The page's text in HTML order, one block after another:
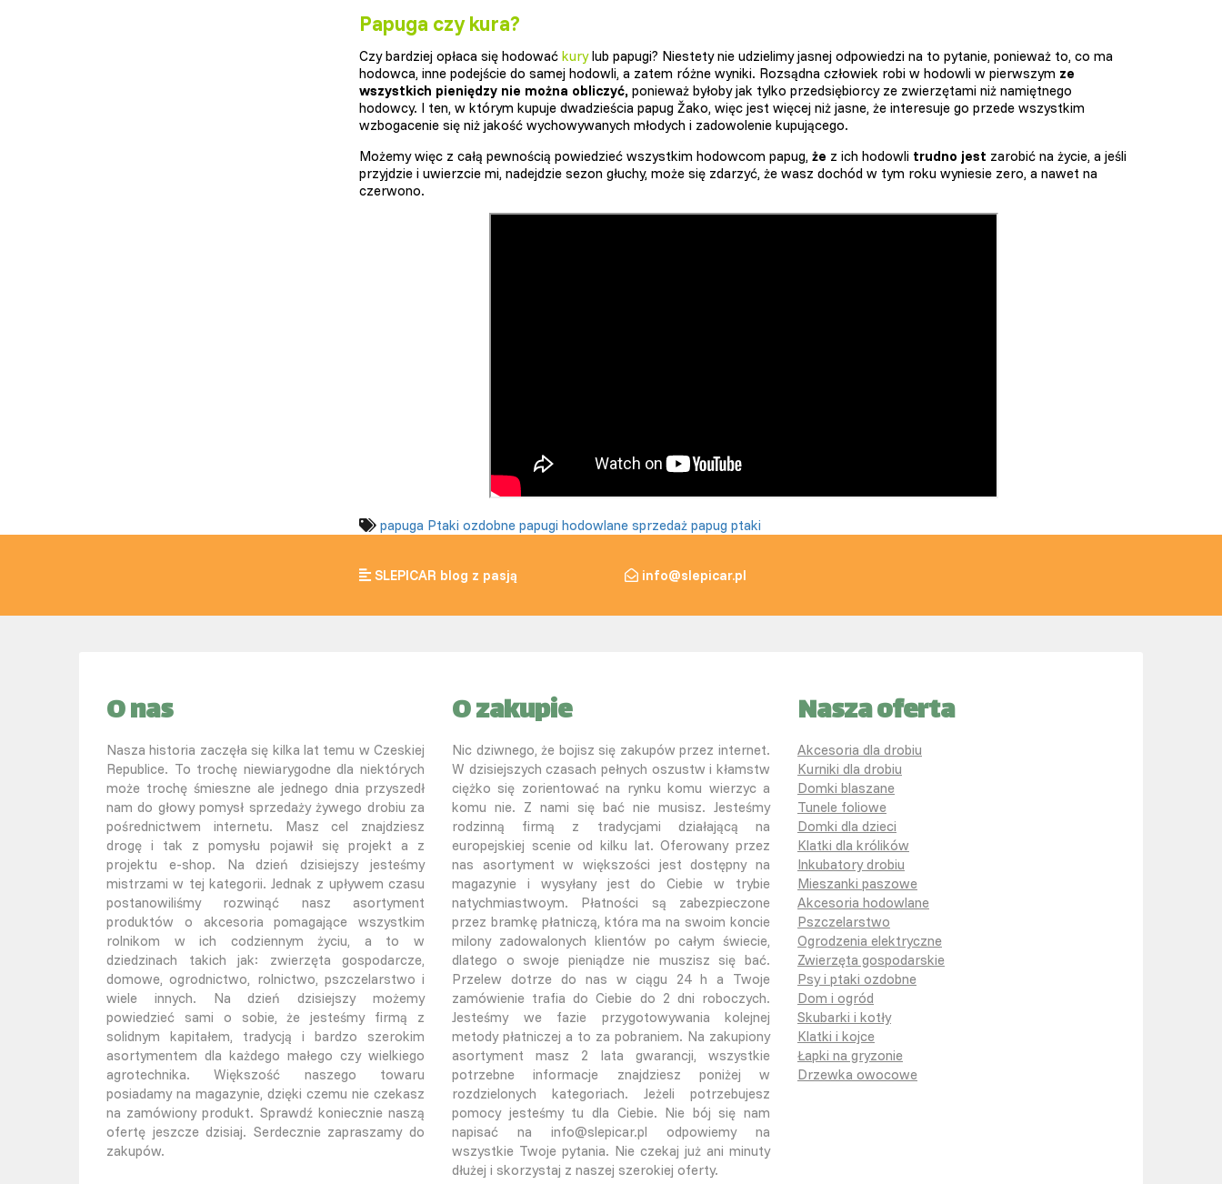
Papuga czy kura?
Czy bardziej opłaca się hodować kurylub papugi? Niestety nie udzielimy jasnej odpowiedzi na to pytanie, ponieważ to, co ma
hodowca, inne podejście do samej hodowli, a zatem różne wyniki. Rozsądna człowiek robi w hodowli w pierwszym ze
wszystkich pieniędzy nie można obliczyć, ponieważ byłoby jak tylko przedsiębiorcy ze zwierzętami niż namiętnego
hodowcy. I ten, w którym kupuje dwadzieścia papug Žako, więc jest więcej niż jasne, że interesuje go przede wszystkim
wzbogacenie się niż jakość wychowywanych młodych i zadowolenie kupującego.
Możemy więc z całą pewnością powiedzieć wszystkim hodowcom papug, że z ich hodowli trudno jest zarobić na życie, a jeśli
przyjdzie i uwierzcie mi, nadejdzie sezon głuchy, może się zdarzyć, że wasz dochód w tym roku wyniesie zero, a nawet na
czerwono.
papuga Ptaki ozdobne papugi hodowlane sprzedaż papug ptaki
SLEPICAR blog z pasją info@slepicar.pl
O nas
Nasza historia zaczęła się kilka lat temu w Czeskiej
Republice. To trochę niewiarygodne dla niektórych
może trochę śmieszne ale jednego dnia przyszedł
nam do głowy pomysł sprzedaży żywego drobiu za
pośrednictwem internetu. Masz cel znajdziesz
drogę i tak z pomysłu pojawił się projekt a z
projektu e-shop. Na dzień dzisiejszy jesteśmy
mistrzami w tej kategorii. Jednak z upływem czasu
postanowiliśmy rozwinąć nasz asortyment
produktów o akcesoria pomagające wszystkim
rolnikom w ich codziennym życiu, a to w
dziedzinach takich jak: zwierzęta gospodarcze,
domowe, ogrodnictwo, rolnictwo, pszczelarstwo i
wiele innych. Na dzień dzisiejszy możemy
powiedzieć sami o sobie, że jesteśmy firmą z
solidnym kapitałem, tradycją i bardzo szerokim
asortymentem dla każdego małego czy wielkiego
agrotechnika. Większość naszego towaru
posiadamy na magazynie, dzięki czemu nie czekasz
na zamówiony produkt. Sprawdź koniecznie naszą
ofertę jeszcze dzisiaj. Serdecznie zapraszamy do
zakupów.
O zakupie
Nic dziwnego, że bojisz się zakupów przez internet.
W dzisiejszych czasach pełnych oszustw i kłamstw
ciężko się zorientować na rynku komu wierzyc a
komu nie. Z nami się bać nie musisz. Jesteśmy
rodzinną firmą z tradycjami działającą na
europejskiej scenie od kilku lat. Oferowany przez
nas asortyment w większości jest dostępny na
magazynie i wysyłany jest do Ciebie w trybie
natychmiastwoym. Płatności są zabezpieczone
przez bramkę płatniczą, która ma na swoim koncie
milony zadowalonych klientów po całym świecie,
dlatego o swoje pieniądze nie muszisz się bać.
Przelew dotrze do nas w ciągu 24 h a Twoje
zamówienie trafia do Ciebie do 2 dni roboczych.
Jesteśmy we fazie przygotowywania kolejnej
metody płatniczej a to za pobraniem. Na zakupiony
asortyment masz 2 lata gwarancji, wszystkie
potrzebne informacje znajdziesz poniżej w
rozdzielonych kategoriach. Jeżeli potrzebujesz
pomocy jesteśmy tu dla Ciebie. Nie bój się nam
napisać na info@slepicar.pl odpowiemy na
wszystkie Twoje pytania. Nie czekaj już ani minuty
dłużej i skorzystaj z naszej szerokiej oferty.
Nasza oferta
Akcesoria dla drobiu
Kurniki dla drobiu
Domki blaszane
Tunele foliowe
Domki dla dzieci
Klatki dla królików
Inkubatory drobiu
Mieszanki paszowe
Akcesoria hodowlane
Pszczelarstwo
Ogrodzenia elektryczne
Zwierzęta gospodarskie
Psy i ptaki ozdobne
Dom i ogród
Skubarki i kotły
Klatki i kojce
Łapki na gryzonie
Drzewka owocowe